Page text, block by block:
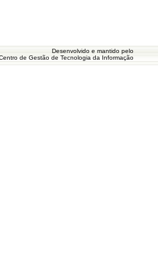
Desenvolvido e mantido pelo
de Gestão de Tecnologia da Informação